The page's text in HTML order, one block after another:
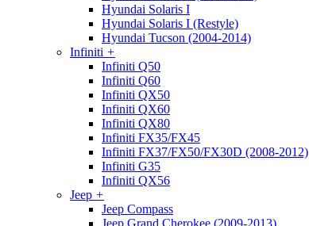
Hyundai Solaris I
Hyundai Solaris I (Restyle)
Hyundai Tucson (2004-2014)
Infiniti +
Infiniti Q50
Infiniti Q60
Infiniti QX50
Infiniti QX60
Infiniti QX80
Infiniti FX35/FX45
Infiniti FX37/FX50/FX30D (2008-2012)
Infiniti G35
Infiniti QX56
Jeep +
Jeep Compass
Jeep Grand Cherokee (2009-2013)